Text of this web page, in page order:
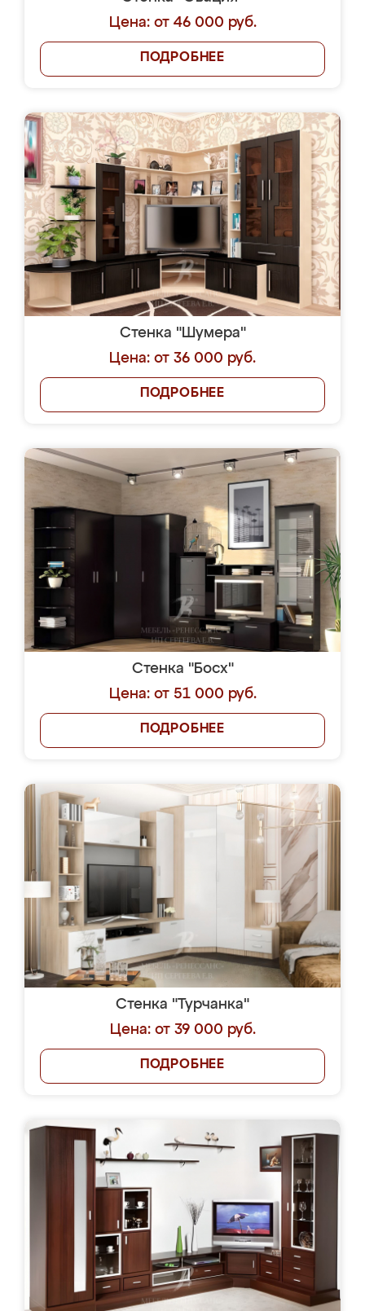
Цена: от 46 000 руб.
ПОДРОБНЕЕ
Стенка "Шумера"
Цена: от 36 000 руб.
ПОДРОБНЕЕ
Стенка "Босх"
Цена: от 51 000 руб.
ПОДРОБНЕЕ
Стенка "Турчанка"
Цена: от 39 000 руб.
ПОДРОБНЕЕ